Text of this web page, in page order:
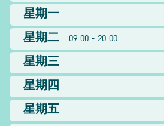
星期一
星期二
09:00 - 20:00
星期三
星期四
星期五